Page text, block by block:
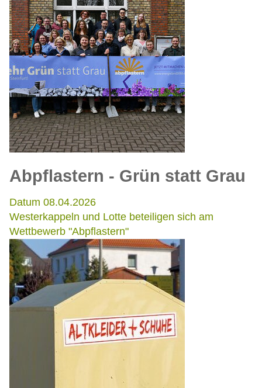
Abpflastern - Grün statt Grau
Datum 08.04.2026
Westerkappeln und Lotte beteiligen sich am
Wettbewerb "Abpflastern"